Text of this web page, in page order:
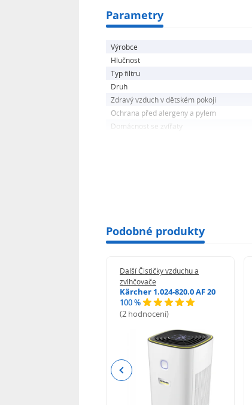
Parametry
Výrobce
Hlučnost
Typ filtru
Druh
Zdravý vzduch v dětském pokoji
Ochrana před alergeny a pylem
Domácnost se zvířaty
Podobné produkty
Další Čističky vzduchu a
zvlhčovače
Kärcher 1.024-820.0 AF 20
100 %
(2 hodnocení)
Previous